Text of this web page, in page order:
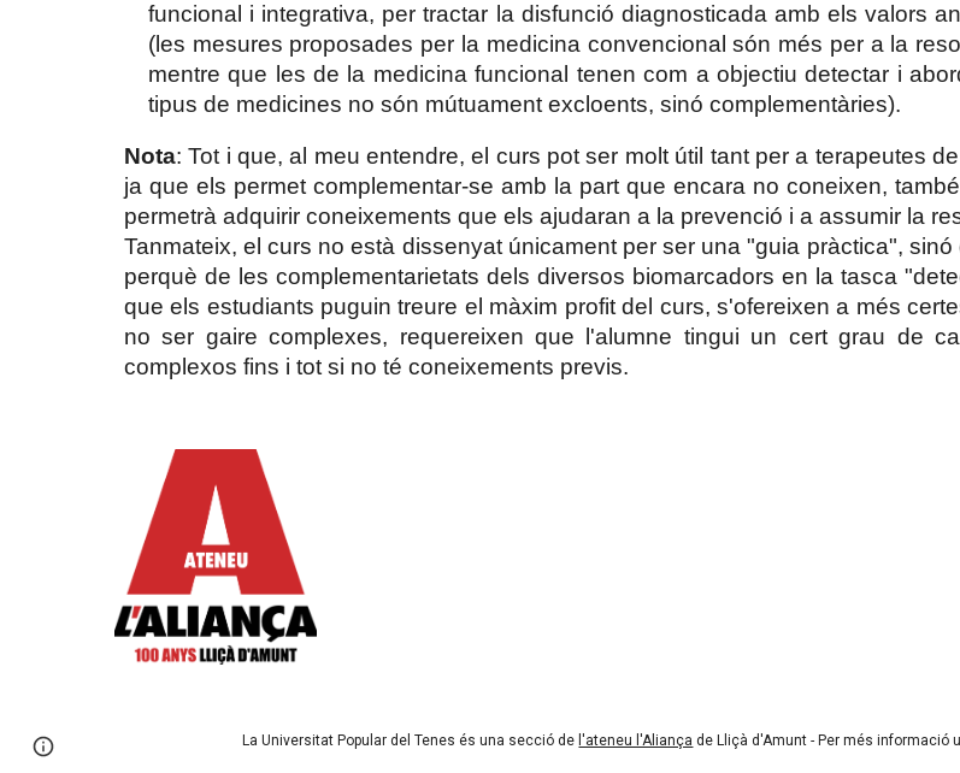
funcional i integrativa, per tractar la disfunció diagnosticada amb els valors
(les mesures proposades per la medicina convencional són més per a la
mentre que les de la medicina funcional tenen com a objectiu detectar i
tipus de medicines no són mútuament excloents, sinó complementàries).
Nota: Tot i que, al meu entendre, el curs pot ser molt útil tant per a terapeutes
ja que els permet complementar-se amb la part que encara no coneixen,
permetrà adquirir coneixements que els ajudaran a la prevenció i a assumir la
Tanmateix, el curs no està dissenyat únicament per ser una "guia pràctica",
perquè de les complementarietats dels diversos biomarcadors en la tasca
que els estudiants puguin treure el màxim profit del curs, s'ofereixen a més
no ser gaire complexes, requereixen que l'alumne tingui un cert grau de
complexos fins i tot si no té coneixements previs.
La Universitat Popular del Tenes és una secció de l'ateneu l'Aliança de Lliçà d'Amunt - Per més informació
Report abuse